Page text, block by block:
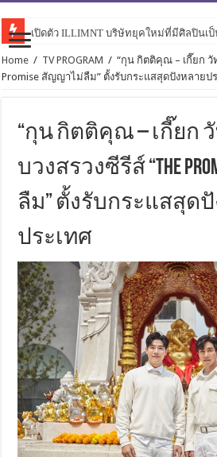
เปิดตัว ILLIMNT บริษัทยุคใหม่ที่มีศิลปินเ
Home / TV PROGRAM / “กุน กิตติคุณ – เกี๊ยก วั
Promise สัญญาไม่ลืม” ตั้งรับกระแสสุดปังหลายป
“กุน กิตติคุณ – เกี๊ยก
บวงสรวงซีรีส์ “The
ลืม” ตั้งรับกระแสสุด
ประเทศ